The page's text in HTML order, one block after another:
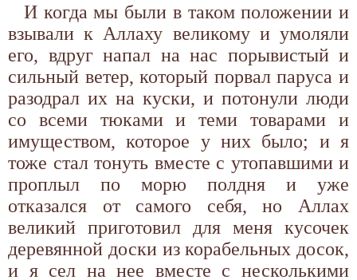
И когда мы были в таком положении и
взывали к Аллаху великому и умоляли
его, вдруг напал на нас порывистый и
сильный ветер, который порвал паруса и
разодрал их на куски, и потонули люди
со всеми тюками и теми товарами и
имуществом, которое у них было; и я
тоже стал тонуть вместе с утопавшими и
проплыл по морю полдня и уже
отказался от самого себя, но Аллах
великий приготовил для меня кусочек
деревянной доски из корабельных досок,
и я сел на нее вместе с несколькими